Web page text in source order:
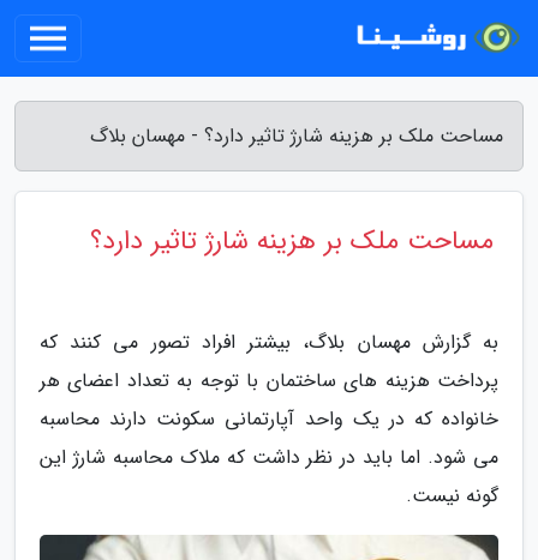
مساحت ملک بر هزینه شارژ تاثیر دارد؟ - مهسان بلاگ
مساحت ملک بر هزینه شارژ تاثیر دارد؟
به گزارش مهسان بلاگ، بیشتر افراد تصور می کنند که
پرداخت هزینه های ساختمان با توجه به تعداد اعضای هر
خانواده که در یک واحد آپارتمانی سکونت دارند محاسبه
می شود. اما باید در نظر داشت که ملاک محاسبه شارژ این
گونه نیست.